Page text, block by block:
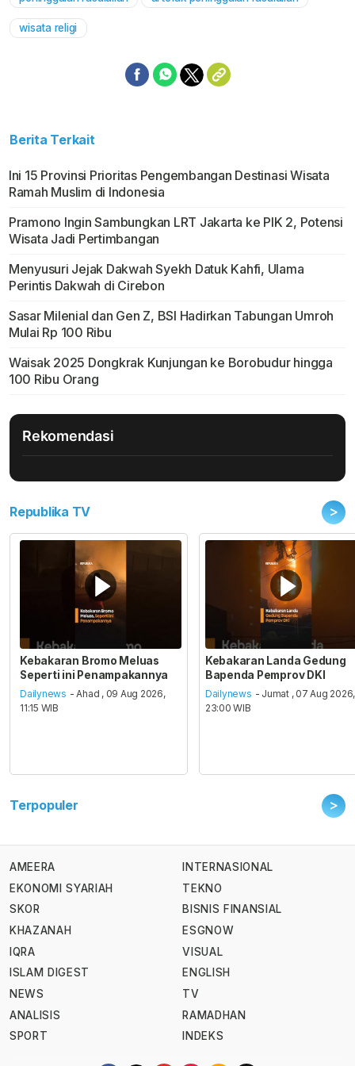
Mute
wisata religi
Berita Terkait
Ini 15 Provinsi Prioritas Pengembangan Destinasi Wisata
Ramah Muslim di Indonesia
Pramono Ingin Sambungkan LRT Jakarta ke PIK 2, Potensi
Wisata Jadi Pertimbangan
Menyusuri Jejak Dakwah Syekh Datuk Kahfi, Ulama
Perintis Dakwah di Cirebon
Sasar Milenial dan Gen Z, BSI Hadirkan Tabungan Umroh
Mulai Rp 100 Ribu
Waisak 2025 Dongkrak Kunjungan ke Borobudur hingga
100 Ribu Orang
Rekomendasi
Republika TV >
Kebakaran Bromo Meluas
Seperti ini Penampakannya
Dailynews - Ahad , 09 Aug 2026,
11:15 WIB
Kebakaran Landa Gedung
Bapenda Pemprov DKI
Dailynews - Jumat , 07 Aug 2026,
23:00 WIB
Terpopuler >
AMEERA
EKONOMI SYARIAH
SKOR
KHAZANAH
IQRA
ISLAM DIGEST
NEWS
ANALISIS
SPORT
INTERNASIONAL
TEKNO
BISNIS FINANSIAL
ESGNOW
VISUAL
ENGLISH
TV
RAMADHAN
INDEKS